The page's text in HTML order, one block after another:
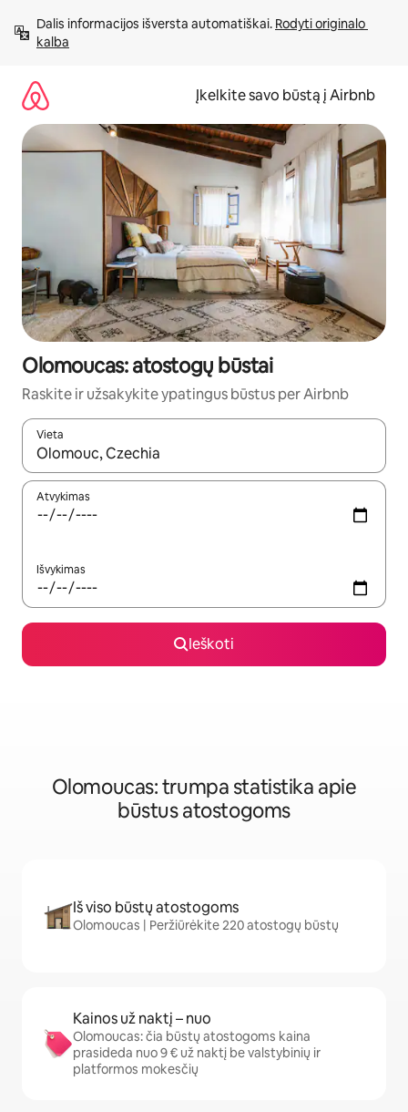
prie
turinio
Dalis informacijos išversta automatiškai. Rodyti originalo
kalba
Įkelkite savo būstą į Airbnb
Olomoucas: atostogų būstai
Raskite ir užsakykite ypatingus būstus per Airbnb
Vieta
Kai pasirodys paieškos rezultatai, juos naršyti galite
Atvykimas
Išvykimas
Ieškoti
Olomoucas: trumpa statistika apie
būstus atostogoms
Iš viso būstų atostogoms
Olomoucas | Peržiūrėkite 220 atostogų būstų
Kainos už naktį – nuo
Olomoucas: čia būstų atostogoms kaina
prasideda nuo 9 € už naktį be valstybinių ir
platformos mokesčių